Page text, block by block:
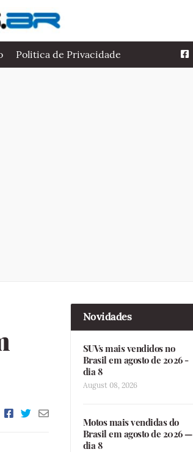
Politica de Privacidade
Novidades
SUVs mais vendidos no
Brasil em agosto de 2026 -
dia 8
August 08, 2026
Motos mais vendidas do
Brasil em agosto de 2026 —
dia 8